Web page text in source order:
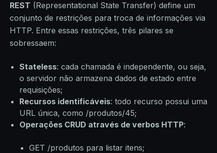
REST (Representational State Transfer) define um
conjunto de restrições para troca de informações via
HTTP. Entre essas restrições, três pilares se
sobressaem:
Stateless: cada chamada é independente, ou seja,
o servidor não armazena dados de estado entre
requisições;
Recursos identificáveis: todo recurso possui uma
URL única, como /produtos/45;
Operações CRUD através de verbos HTTP:
GET /produtos para listar itens;